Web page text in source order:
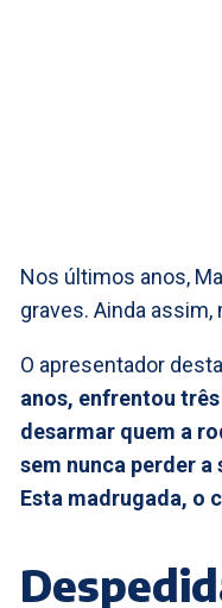
Nos últimos anos,
graves. Ainda
O apresentador
anos, enfrentou
desarmar quem a
sem nunca perder
Esta madrugada, o